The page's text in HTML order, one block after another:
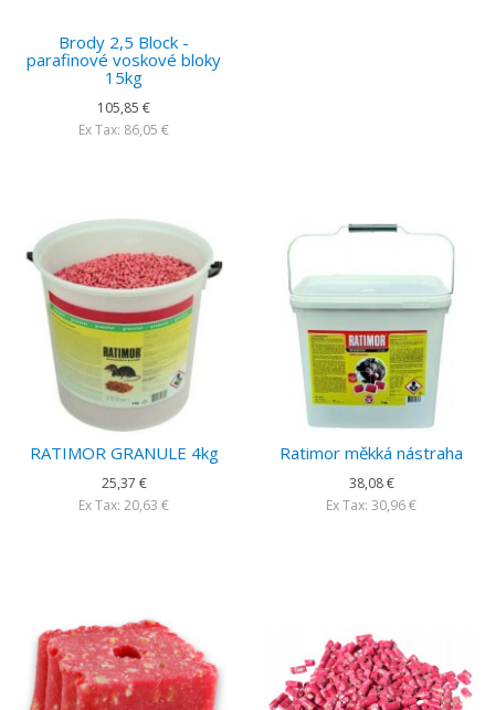
Brody 2,5 Block -
parafinové voskové bloky
15kg
105,85 €
Ex Tax: 86,05 €
RATIMOR GRANULE 4kg
25,37 €
Ex Tax: 20,63 €
Ratimor měkká nástraha
38,08 €
Ex Tax: 30,96 €